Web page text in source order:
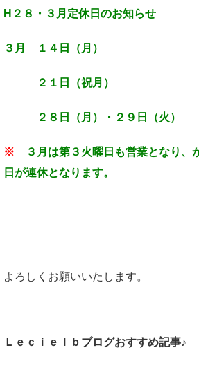
H２８・３月定休日のお知らせ
３月 １４日（月）
２１日（祝月）
２８日（月）・２９日（火）
※ ３月は第３火曜日も営業となり、
日が連休となります。
よろしくお願いいたします。
Ｌｅｃｉｅｌｂブログおすすめ記事♪